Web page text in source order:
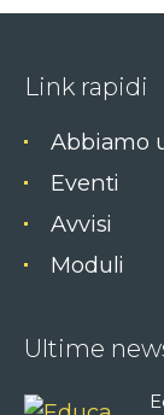
Link rapidi
Abbiamo
Eventi
Avvisi
Moduli
Ultime